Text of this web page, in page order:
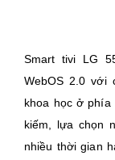
Smart tivi LG
WebOS 2.0 với
khoa học ở
kiếm, lựa chọn
nhiều thời gian